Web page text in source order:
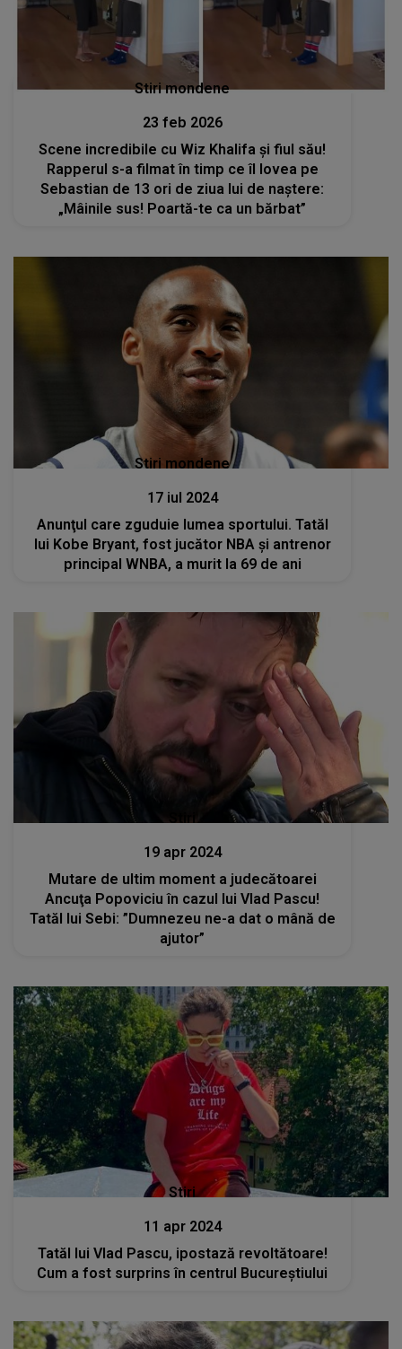
Stiri mondene
23 feb 2026
Scene incredibile cu Wiz Khalifa și fiul său!
Rapperul s-a filmat în timp ce îl lovea pe
Sebastian de 13 ori de ziua lui de naștere:
„Mâinile sus! Poartă-te ca un bărbat”
Stiri mondene
17 iul 2024
Anunţul care zguduie lumea sportului. Tatăl
lui Kobe Bryant, fost jucător NBA și antrenor
principal WNBA, a murit la 69 de ani
Stiri
19 apr 2024
Mutare de ultim moment a judecătoarei
Ancuţa Popoviciu în cazul lui Vlad Pascu!
Tatăl lui Sebi: ”Dumnezeu ne-a dat o mână de
ajutor”
Stiri
11 apr 2024
Tatăl lui Vlad Pascu, ipostază revoltătoare!
Cum a fost surprins în centrul Bucureștiului